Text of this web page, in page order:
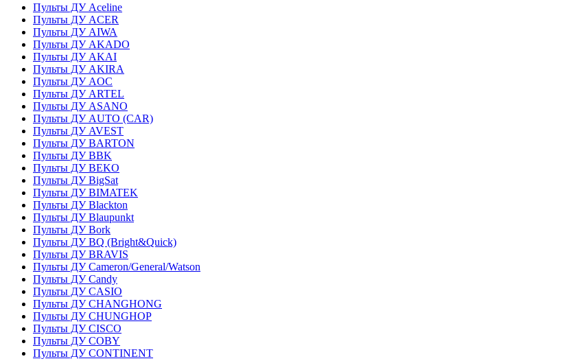
Пульты ДУ Aceline
Пульты ДУ ACER
Пульты ДУ AIWA
Пульты ДУ AKADO
Пульты ДУ AKAI
Пульты ДУ AKIRA
Пульты ДУ AOC
Пульты ДУ ARTEL
Пульты ДУ ASANO
Пульты ДУ AUTO (CAR)
Пульты ДУ AVEST
Пульты ДУ BARTON
Пульты ДУ BBK
Пульты ДУ BEKO
Пульты ДУ BigSat
Пульты ДУ BIMATEK
Пульты ДУ Blackton
Пульты ДУ Blaupunkt
Пульты ДУ Bork
Пульты ДУ BQ (Bright&Quick)
Пульты ДУ BRAVIS
Пульты ДУ Cameron/General/Watson
Пульты ДУ Candy
Пульты ДУ CASIO
Пульты ДУ CHANGHONG
Пульты ДУ CHUNGHOP
Пульты ДУ CISCO
Пульты ДУ COBY
Пульты ДУ CONTINENT